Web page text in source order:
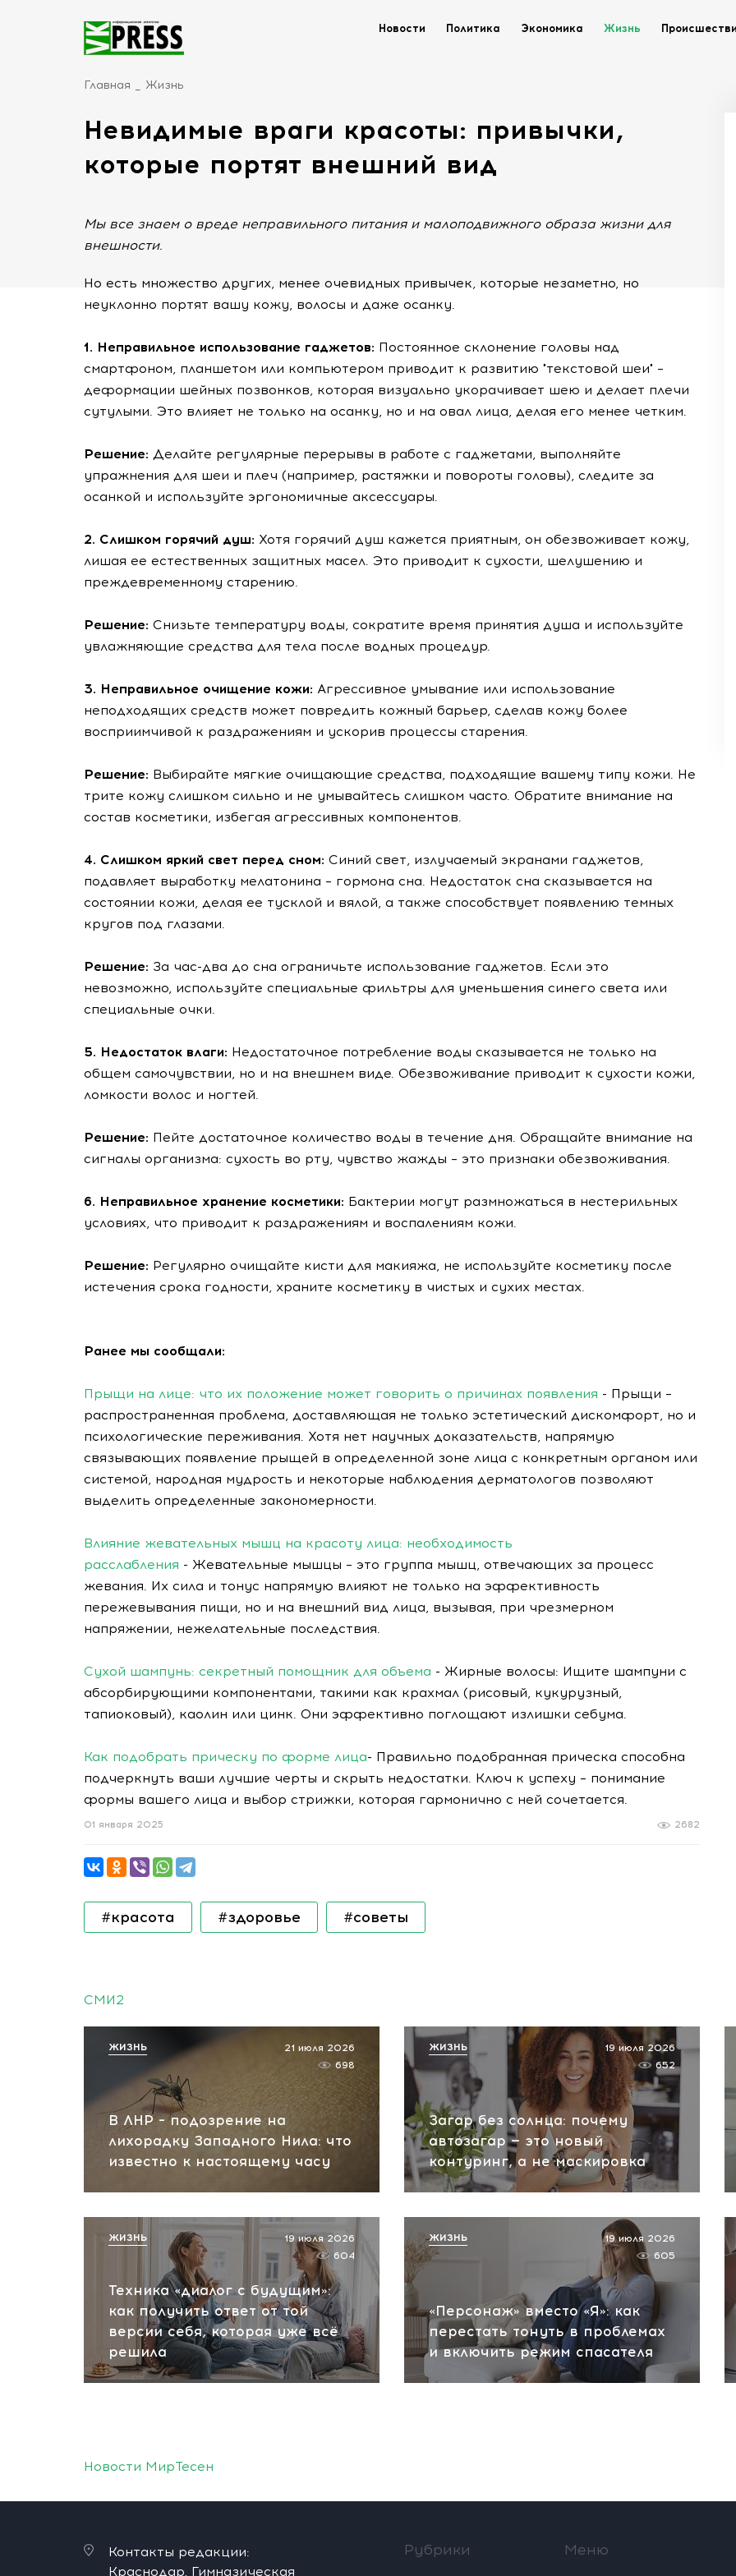
Новости Политика Экономика Жизнь
Главная Жизнь
Невидимые враги красоты: привычки,
которые портят внешний вид
Мы все знаем о вреде неправильного питания и малоподвижного образа жизни для
внешности.
Но есть множество других, менее очевидных привычек, которые незаметно, но
неуклонно портят вашу кожу, волосы и даже осанку.
1. Неправильное использование гаджетов: Постоянное склонение головы над
смартфоном, планшетом или компьютером приводит к развитию "текстовой шеи" –
деформации шейных позвонков, которая визуально укорачивает шею и делает плечи
сутулыми. Это влияет не только на осанку, но и на овал лица, делая его менее четким.
Решение: Делайте регулярные перерывы в работе с гаджетами, выполняйте
упражнения для шеи и плеч (например, растяжки и повороты головы), следите за
осанкой и используйте эргономичные аксессуары.
2. Слишком горячий душ: Хотя горячий душ кажется приятным, он обезвоживает кожу,
лишая ее естественных защитных масел. Это приводит к сухости, шелушению и
преждевременному старению.
Решение: Снизьте температуру воды, сократите время принятия душа и используйте
увлажняющие средства для тела после водных процедур.
3. Неправильное очищение кожи: Агрессивное умывание или использование
неподходящих средств может повредить кожный барьер, сделав кожу более
восприимчивой к раздражениям и ускорив процессы старения.
Решение: Выбирайте мягкие очищающие средства, подходящие вашему типу кожи. Не
трите кожу слишком сильно и не умывайтесь слишком часто. Обратите внимание на
состав косметики, избегая агрессивных компонентов.
4. Слишком яркий свет перед сном: Синий свет, излучаемый экранами гаджетов,
подавляет выработку мелатонина – гормона сна. Недостаток сна сказывается на
состоянии кожи, делая ее тусклой и вялой, а также способствует появлению темных
кругов под глазами.
Решение: За час-два до сна ограничьте использование гаджетов. Если это
невозможно, используйте специальные фильтры для уменьшения синего света или
специальные очки.
5. Недостаток влаги: Недостаточное потребление воды сказывается не только на
общем самочувствии, но и на внешнем виде. Обезвоживание приводит к сухости кожи,
ломкости волос и ногтей.
Решение: Пейте достаточное количество воды в течение дня. Обращайте внимание на
сигналы организма: сухость во рту, чувство жажды – это признаки обезвоживания.
6. Неправильное хранение косметики: Бактерии могут размножаться в нестерильных
условиях, что приводит к раздражениям и воспалениям кожи.
Решение: Регулярно очищайте кисти для макияжа, не используйте косметику после
истечения срока годности, храните косметику в чистых и сухих местах.
Ранее мы сообщали:
Прыщи на лице: что их положение может говорить о причинах появления - Прыщи –
распространенная проблема, доставляющая не только эстетический дискомфорт, но и
психологические переживания. Хотя нет научных доказательств, напрямую
связывающих появление прыщей в определенной зоне лица с конкретным органом или
системой, народная мудрость и некоторые наблюдения дерматологов позволяют
выделить определенные закономерности.
Влияние жевательных мышц на красоту лица: необходимость
расслабления - Жевательные мышцы – это группа мышц, отвечающих за процесс
жевания. Их сила и тонус напрямую влияют не только на эффективность
пережевывания пищи, но и на внешний вид лица, вызывая, при чрезмерном
напряжении, нежелательные последствия.
Сухой шампунь: секретный помощник для объема - Жирные волосы: Ищите шампуни с
абсорбирующими компонентами, такими как крахмал (рисовый, кукурузный,
тапиоковый), каолин или цинк. Они эффективно поглощают излишки себума.
Как подобрать прическу по форме лица- Правильно подобранная прическа способна
подчеркнуть ваши лучшие черты и скрыть недостатки. Ключ к успеху – понимание
формы вашего лица и выбор стрижки, которая гармонично с ней сочетается.
2682
01 января 2025
#красота #здоровье #советы
СМИ2
В ЛНР – подозрение на
лихорадку Западного Нила: что
известно к настоящему часу
21 июля 2026
698
ЖИЗНЬ
Загар без солнца: почему
автозагар — это новый
контуринг, а не маскировка
19 июля 2026
652
ЖИЗНЬ
Техника «диалог с будущим»:
как получить ответ от той
версии себя, которая уже всё
решила
19 июля 2026
604
ЖИЗНЬ
«Персонаж» вместо «Я»: как
перестать тонуть в проблемах
и включить режим спасателя
19 июля 2026
605
ЖИЗНЬ
Новости МирТесен
Контакты редакции:
Краснодар, Гимназическая
Рубрики Меню